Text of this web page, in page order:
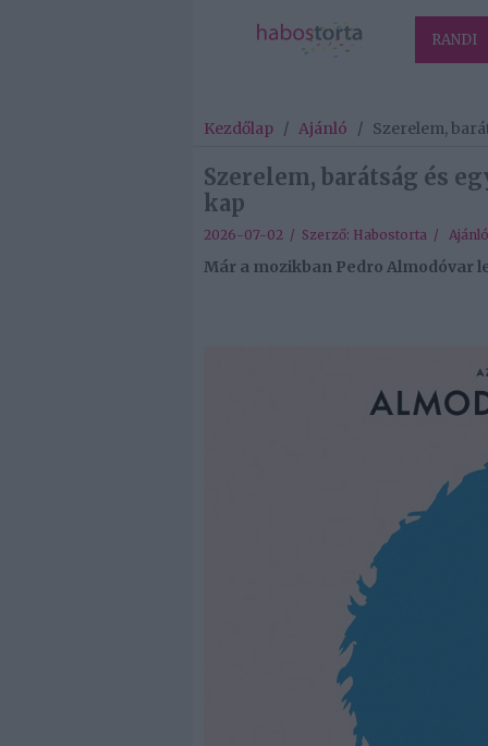
RANDI
Kezdőlap / Ajánló / Szerelem,
Szerelem, barátság és
kap
2026-07-02 / Szerző: Habostorta / Ajánló
Már a mozikban Pedro Almodóvar